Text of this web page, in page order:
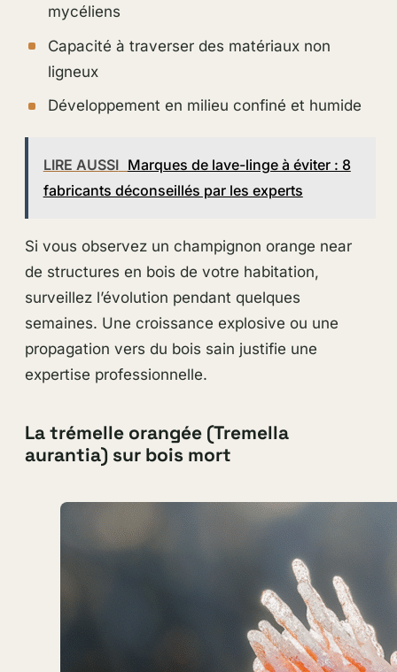
mycéliens
Capacité à traverser des matériaux non
ligneux
Développement en milieu confiné et humide
LIRE AUSSI Marques de lave-linge à éviter : 8
fabricants déconseillés par les experts
Si vous observez un champignon orange near
de structures en bois de votre habitation,
surveillez l’évolution pendant quelques
semaines. Une croissance explosive ou une
propagation vers du bois sain justifie une
expertise professionnelle.
La trémelle orangée (Tremella
aurantia) sur bois mort